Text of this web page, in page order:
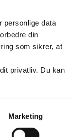
personlige data
din
som sikrer, at
privatliv. Du kan
Marketing